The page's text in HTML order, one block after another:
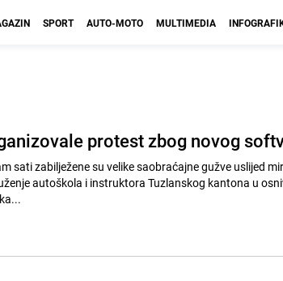
SPORT AUTO-MOTO MULTIMEDIA
protest zbog novog
sati zabilježene su velike saobraćajne gužve uslijed
autoškola i instruktora Tuzlanskog kantona u